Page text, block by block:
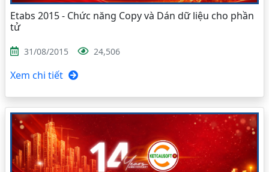
Etabs 2015 - Chức năng Copy và Dán dữ liệu cho phần
tử
31/08/2015 24,506
Xem chi tiết